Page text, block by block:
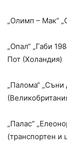
„Олимп – Мак“
„Опал“ „Габи
Пот (Холандия)
„Палома“
„Палас“
(транспортен и